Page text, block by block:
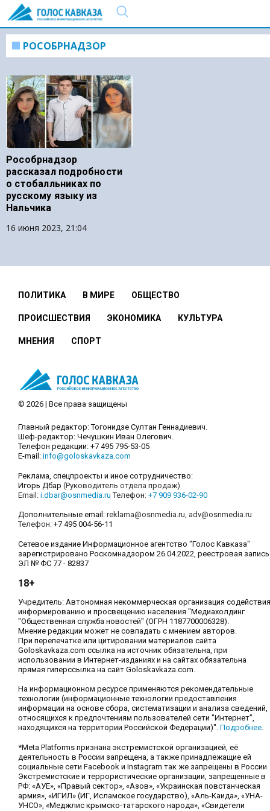
РОСОБРНАДЗОР
Рособрнадзор
рассказал подробности
о стобалльниках по
русскому языку из
Нальчика
16 июня 2023, 21:04
ПОЛИТИКА В МИРЕ ОБЩЕСТВО
ПРОИСШЕСТВИЯ ЭКОНОМИКА КУЛЬТУРА
МНЕНИЯ СПОРТ
© 2026 | Все права защищены
Главный редактор: Тогонидзе Султан Геннадиевич.
Шеф-редактор: Чечушкин Иван Олегович.
Телефон редакции: +7 495 795-53-05
E-mail: info@goloskavkaza.com
Реклама, спецпроекты и иное сотрудничество:
Игорь Дбар (Руководитель отдела продаж)
Email: i.dbar@osnmedia.ru Телефон: +7 909 936-02-90
Дополнительные email: reklama@osnmedia.ru, adv@osnmedia.ru
Телефон: +7 495 004-56-11
Сетевое издание Информационное агентство "Голос Кавказа"
зарегистрировано Роскомнадзором 26.04.2022, реестровая запись
ЭЛ № ФС 77 - 82837
18+
Учредитель: Автономная некоммерческая организация содействия
информированию и просвещению населения "Медиахолдинг
"Общественная служба новостей" (ОГРН 1187700006328).
Мнение редакции может не совпадать с мнением авторов.
При перепечатке или цитировании материалов сайта
Goloskavkaza.com ссылка на источник обязательна, при
использовании в Интернет-изданиях и на сайтах обязательна
прямая гиперссылка на сайт Goloskavkaza.com.
На информационном ресурсе применяются рекомендательные
технологии (информационные технологии предоставления
информации на основе сбора, систематизации и анализа сведений,
относящихся к предпочтениям пользователей сети "Интернет",
находящихся на территории Российской Федерации)". Подробнее.
*Meta Platforms признана экстремистской организацией, её
деятельность в России запрещена, а также принадлежащие ей
социальные сети Facebook и Instagram так же запрещены в России.
Экстремистские и террористические организации, запрещенные в
РФ: «АУЕ», «Правый сектор», «Азов», «Украинская повстанческая
армия», «ИГИЛ» (ИГ, Исламское государство), «Аль-Каида», «УНА-
УНСО», «Меджлис крымско-татарского народа», «Свидетели